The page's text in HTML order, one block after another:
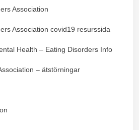
Association
Association covid19 resurssida
Health – Eating Disorders Info
– ätstörningar